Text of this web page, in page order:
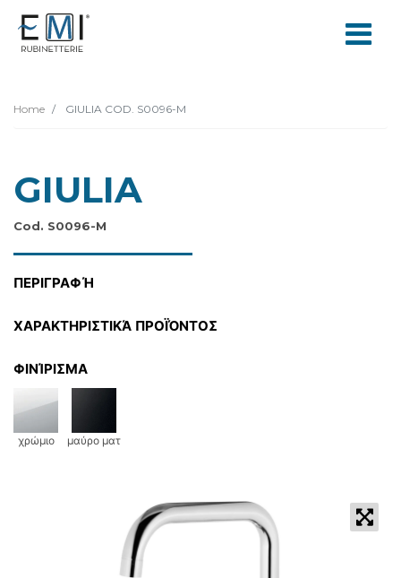
Home GIULIA COD. S0096-M
GIULIA
Cod. S0096-M
ΠΕΡΙΓΡΑΦΉ
ΧΑΡΑΚΤΗΡΙΣΤΙΚΆ ΠΡΟΪΌΝΤΟΣ
ΦΙΝΊΡΙΣΜΑ
χρώμιο μαύρο ματ